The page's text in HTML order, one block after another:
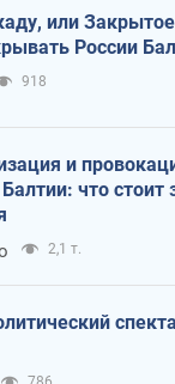
или
России
918
и
что
2,1 т.